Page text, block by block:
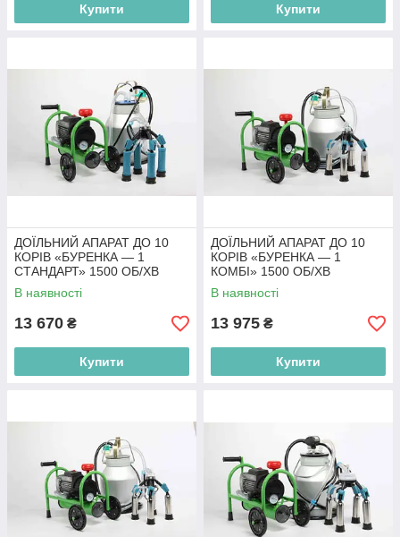
Купити Купити
ДОЇЛЬНИЙ АПАРАТ ДО 10
КОРІВ «БУРЕНКА — 1
СТАНДАРТ» 1500 ОБ/ХВ
В наявності
13 670 ₴
Купити
ДОЇЛЬНИЙ АПАРАТ ДО 10
КОРІВ «БУРЕНКА — 1
КОМБІ» 1500 ОБ/ХВ
В наявності
13 975 ₴
Купити